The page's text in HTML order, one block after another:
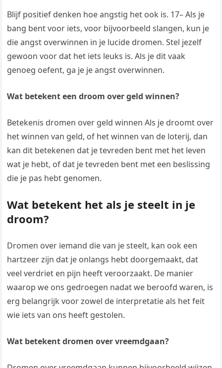
Blijf positief denken hoe angstig het ook is. 17– Als je
bang bent voor iets, voor bijvoorbeeld slangen, kun je
die angst overwinnen in je lucide dromen. Stel jezelf
gewoon voor dat het iets leuks is. Als je dit vaak
genoeg oefent, ga je je angst overwinnen.
Wat betekent een droom over geld winnen?
Betekenis dromen over geld winnen Als je droomt over
het winnen van geld, of het winnen van de loterij, dan
kan dit betekenen dat je tevreden bent met het leven
wat je hebt, of dat je tevreden bent met een beslissing
die je pas hebt genomen.
Wat betekent het als je steelt in je
droom?
Dromen over iemand die van je steelt, kan ook een
hartzeer zijn dat je onlangs hebt doorgemaakt, dat
veel verdriet en pijn heeft veroorzaakt. De manier
waarop we ons gedroegen nadat we beroofd waren, is
erg belangrijk voor zowel de interpretatie als het feit
wie iets van ons heeft gestolen.
Wat betekent dromen over vreemdgaan?